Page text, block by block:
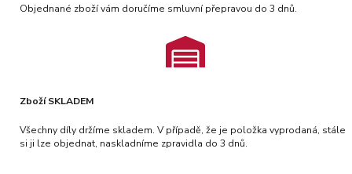
Objednané zboží vám doručíme smluvní přepravou do 3 dnů.
Zboží SKLADEM
Všechny díly držíme skladem. V případě, že je položka vyprodaná, stále
si ji lze objednat, naskladníme zpravidla do 3 dnů.